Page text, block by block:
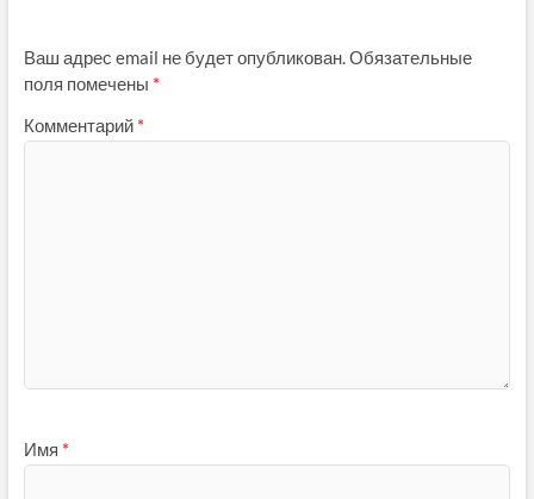
Ваш адрес email не будет опубликован.Обязательные
поля помечены *
Комментарий *
Имя *